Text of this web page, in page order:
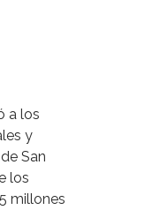
a los
y
San
los
millones